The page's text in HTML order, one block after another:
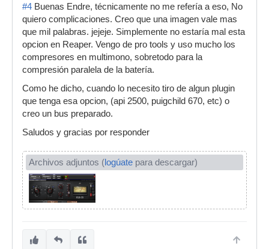
#4 Buenas Endre, técnicamente no me refería a eso, No
quiero complicaciones. Creo que una imagen vale mas
que mil palabras. jejeje. Simplemente no estaría mal esta
opcion en Reaper. Vengo de pro tools y uso mucho los
compresores en multimono, sobretodo para la
compresión paralela de la batería.
Como he dicho, cuando lo necesito tiro de algun plugin
que tenga esa opcion, (api 2500, puigchild 670, etc) o
creo un bus preparado.
Saludos y gracias por responder
Archivos adjuntos (logúate para descargar)